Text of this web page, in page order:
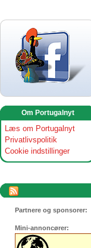
Om Portugalnyt
Læs om Portugalnyt
Privatlivspolitik
Cookie indstillinger
Partnere og sponsorer:
Mini-annoncører: